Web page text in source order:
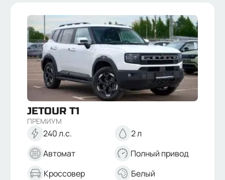
JETOUR T1
ПРЕМИУМ
240 л.с.
2 л
Автомат
Полный привод
Кроссовер
Белый